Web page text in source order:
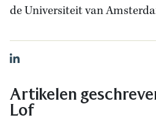
de Universiteit van
LinkedIn
Artikelen
Lof